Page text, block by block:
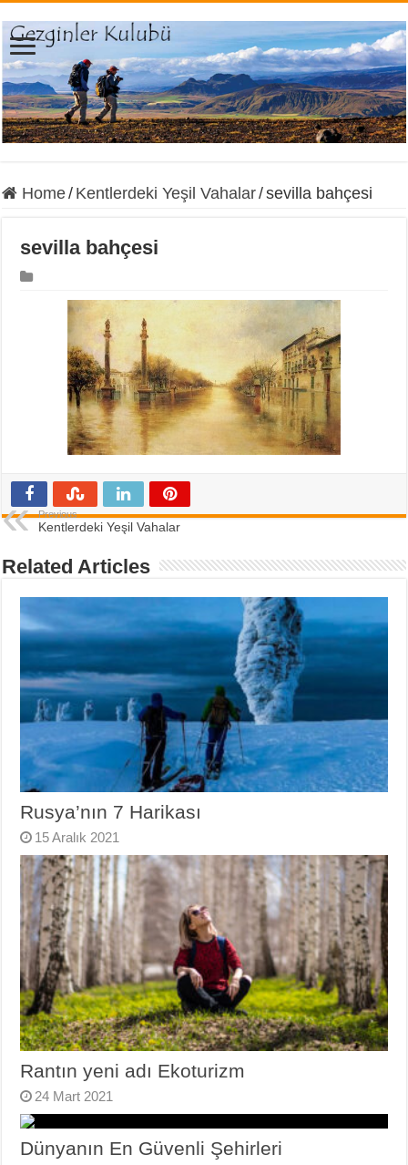
Home/ Kentlerdeki Yeşil Vahalar/sevilla bahçesi
sevilla bahçesi
Previous
Kentlerdeki Yeşil Vahalar
Related Articles
Rusya’nın 7 Harikası
15 Aralık 2021
Rantın yeni adı Ekoturizm
24 Mart 2021
Dünyanın En Güvenli Şehirleri